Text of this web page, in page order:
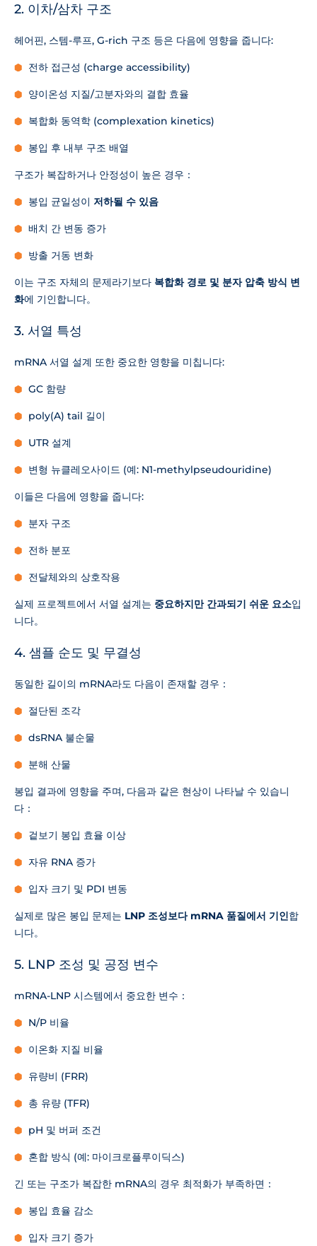
2. 이차/삼차 구조
헤어핀, 스템-루프, G-rich 구조 등은 다음에 영향을 줍니다:
전하 접근성 (charge accessibility)
양이온성 지질/고분자와의 결합 효율
복합화 동역학 (complexation kinetics)
봉입 후 내부 구조 배열
구조가 복잡하거나 안정성이 높은 경우：
봉입 균일성이 저하될 수 있음
배치 간 변동 증가
방출 거동 변화
이는 구조 자체의 문제라기보다 복합화 경로 및 분자 압축 방식 변
화에 기인합니다。
3. 서열 특성
mRNA 서열 설계 또한 중요한 영향을 미칩니다:
GC 함량
poly(A) tail 길이
UTR 설계
변형 뉴클레오사이드 (예: N1-methylpseudouridine)
이들은 다음에 영향을 줍니다:
분자 구조
전하 분포
전달체와의 상호작용
실제 프로젝트에서 서열 설계는 중요하지만 간과되기 쉬운 요소입
니다。
4. 샘플 순도 및 무결성
동일한 길이의 mRNA라도 다음이 존재할 경우：
절단된 조각
dsRNA 불순물
분해 산물
봉입 결과에 영향을 주며, 다음과 같은 현상이 나타날 수 있습니
다：
겉보기 봉입 효율 이상
자유 RNA 증가
입자 크기 및 PDI 변동
실제로 많은 봉입 문제는 LNP 조성보다 mRNA 품질에서 기인합
니다。
5. LNP 조성 및 공정 변수
mRNA-LNP 시스템에서 중요한 변수：
N/P 비율
이온화 지질 비율
유량비 (FRR)
총 유량 (TFR)
pH 및 버퍼 조건
혼합 방식 (예: 마이크로플루이딕스)
긴 또는 구조가 복잡한 mRNA의 경우 최적화가 부족하면：
봉입 효율 감소
입자 크기 증가